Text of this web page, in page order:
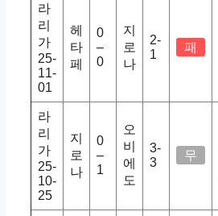
라
리
가
25-
11-
01
헤
타
페
0
–
0
지
로
나
2-
1
패
라
리
가
25-
10-
25
지
로
나
0
–
1
오
비
에
도
3-
3
무